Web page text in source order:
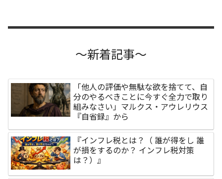
～新着記事～
「他人の評価や無駄な欲を捨てて、自
分のやるべきことに今すぐ全力で取り
組みなさい」マルクス・アウレリウス
『自省録』から
『インフレ税とは？（ 誰が得をし 誰
が損をするのか？ インフレ税対策
は？）』